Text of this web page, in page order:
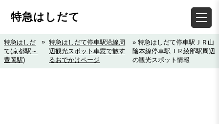
特急はしだて
特急はしだ
て(京都駅～
豊岡駅)
» 特急はしだて停車駅沿線周
辺観光スポット車窓で旅す
るおでかけページ
» 特急はしだて停車駅ＪＲ山
陰本線停車駅ＪＲ綾部駅周辺
の観光スポット情報